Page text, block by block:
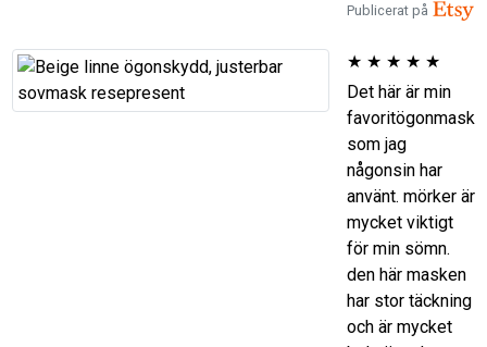
Publicerat på
★ ★ ★ ★ ★
Det här är min
favoritögonmask
som jag
någonsin har
använt. mörker är
mycket viktigt
för min sömn.
den här masken
har stor täckning
och är mycket